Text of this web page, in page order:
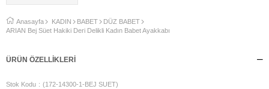
Anasayfa KADIN BABET
DÜZ BABET
ARİAN Bej Süet Hakiki Deri Delikli Kadın Babet Ayakkabı
ÜRÜN ÖZELLIKLERI
Stok Kodu (172-14300-1-BEJ SUET)